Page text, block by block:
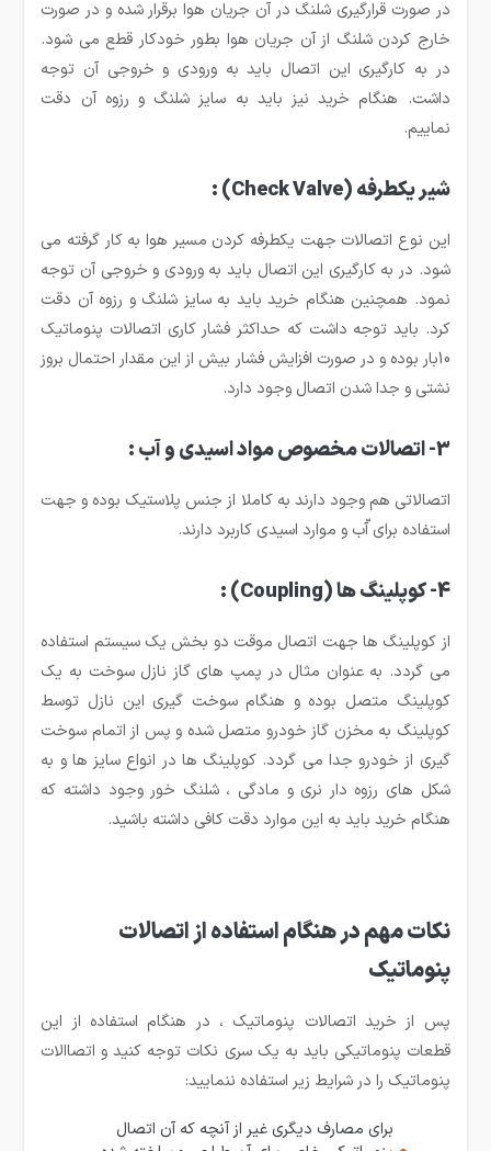
در صورت قرارگیری شلنگ در آن جریان هوا برقرار شده و در صورت
خارج کردن شلنگ از آن جریان هوا بطور خودکار قطع می شود.
در به کارگیری این اتصال باید به ورودی و خروجی آن توجه
داشت. هنگام خرید نیز باید به سایز شلنگ و رزوه آن دقت
نماییم.
شیر یکطرفه(Check Valve)
:
این نوع اتصالات جهت یکطرفه کردن مسیر هوا به کار گرفته می
شود. در به کارگیری این اتصال باید به ورودی و خروجی آن توجه
نمود. همچنین هنگام خرید باید به سایز شلنگ و رزوه آن دقت
کرد. باید توجه داشت که حداکثر فشار کاری اتصالات پنوماتیک
10بار بوده و در صورت افزایش فشار بیش از این مقدار احتمال بروز
نشتی و جدا شدن اتصال وجود دارد.
3- اتصالات مخصوص مواد اسیدی و آب :
اتصالاتی هم وجود دارند به کاملا از جنس پلاستیک بوده و جهت
استفاده برای آّب و موارد اسیدی کاربرد دارند.
4- کوپلینگ ها (Coupling)
:
از کوپلینگ ها جهت اتصال موقت دو بخش یک سیستم استفاده
می گردد. به عنوان مثال در پمپ های گاز نازل سوخت به یک
کوپلینگ متصل بوده و هنگام سوخت گیری این نازل توسط
کوپلینگ به مخزن گاز خودرو متصل شده و پس از اتمام سوخت
گیری از خودرو جدا می گردد. کوپلینگ ها در انواع سایز ها و به
شکل های رزوه دار نری و مادگی ، شلنگ خور وجود داشته که
هنگام خرید باید به این موارد دقت کافی داشته باشید.
نکات مهم در هنگام استفاده از اتصالات
پنوماتیک
پس از خرید اتصالات پنوماتیک ، در هنگام استفاده از این
قطعات پنوماتیکی باید به یک سری نکات توجه کنید و اتصاالات
پنوماتیک را در شرایط زیر استفاده ننمایید:
برای مصارف دیگری غیر از آنچه که آن اتصال